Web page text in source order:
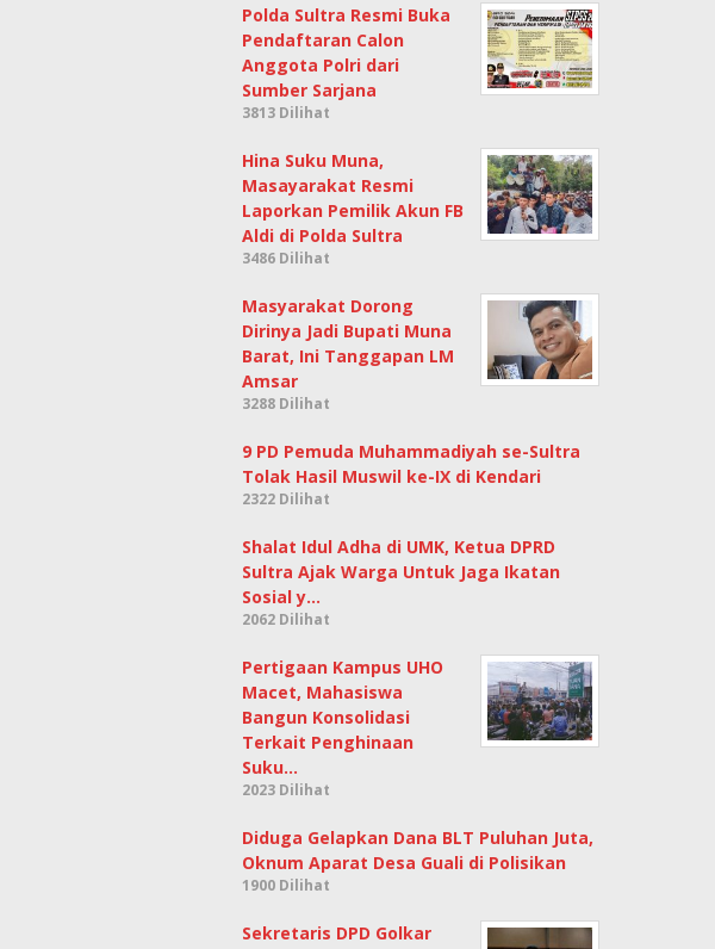
Polda Sultra Resmi Buka
Pendaftaran Calon
Anggota Polri dari
Sumber Sarjana
3813 Dilihat
Hina Suku Muna,
Masayarakat Resmi
Laporkan Pemilik Akun FB
Aldi di Polda Sultra
3486 Dilihat
Masyarakat Dorong
Dirinya Jadi Bupati Muna
Barat, Ini Tanggapan LM
Amsar
3288 Dilihat
9 PD Pemuda Muhammadiyah se-Sultra
Tolak Hasil Muswil ke-IX di Kendari
2322 Dilihat
Shalat Idul Adha di UMK, Ketua DPRD
Sultra Ajak Warga Untuk Jaga Ikatan
Sosial y…
2062 Dilihat
Pertigaan Kampus UHO
Macet, Mahasiswa
Bangun Konsolidasi
Terkait Penghinaan
Suku…
2023 Dilihat
Diduga Gelapkan Dana BLT Puluhan Juta,
Oknum Aparat Desa Guali di Polisikan
1900 Dilihat
Sekretaris DPD Golkar